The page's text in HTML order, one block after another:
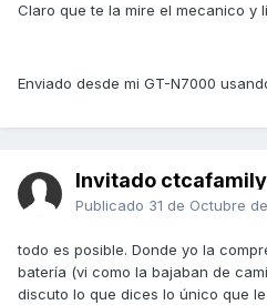
Claro que te la mire el mecanico y
Enviado desde mi GT-N7000
Invitado ctcafamily
Publicado 31 de Octubre
todo es posible. Donde yo la
batería (vi como la bajaban de
discuto lo que dices lo único que